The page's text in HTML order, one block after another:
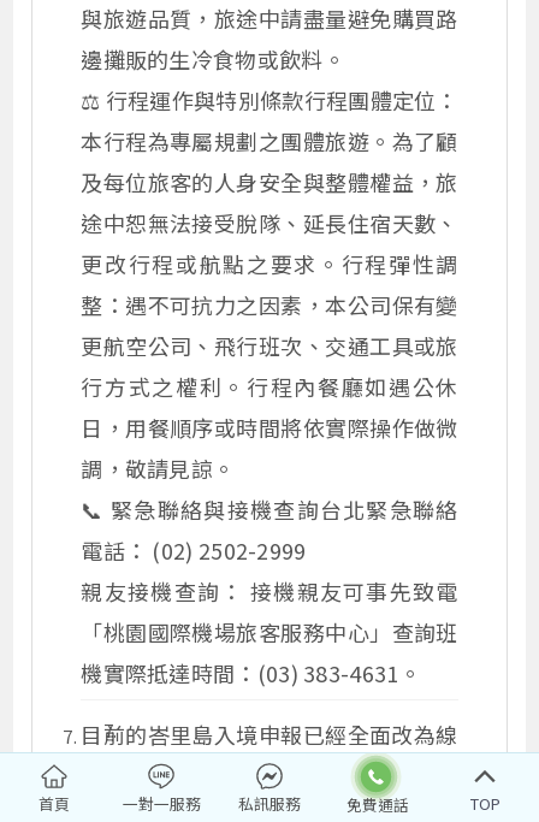
與旅遊品質，旅途中請盡量避免購買路
邊攤販的生冷食物或飲料。
⚖️ 行程運作與特別條款行程團體定位：
本行程為專屬規劃之團體旅遊。為了顧
及每位旅客的人身安全與整體權益，旅
途中恕無法接受脫隊、延長住宿天數、
更改行程或航點之要求。行程彈性調
整：遇不可抗力之因素，本公司保有變
更航空公司、飛行班次、交通工具或旅
行方式之權利。行程內餐廳如遇公休
日，用餐順序或時間將依實際操作做微
調，敬請見諒。
📞 緊急聯絡與接機查詢台北緊急聯絡
電話： (02) 2502-2999
親友接機查詢： 接機親友可事先致電
「桃園國際機場旅客服務中心」查詢班
機實際抵達時間：(03) 383-4631。
目前的峇里島入境申報已經全面改為線
上電子一站式申報，過去分開填寫的海
首頁 一對一服務 私訊服務 TOP